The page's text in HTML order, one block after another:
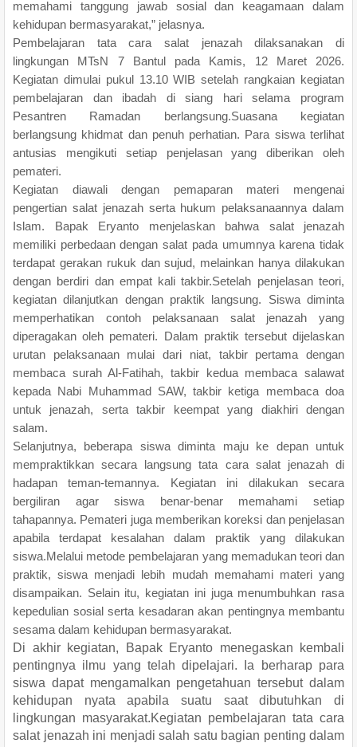
memahami tanggung jawab sosial dan keagamaan dalam
kehidupan bermasyarakat,” jelasnya.
Pembelajaran tata cara salat jenazah dilaksanakan di
lingkungan MTsN 7 Bantul pada Kamis, 12 Maret 2026.
Kegiatan dimulai pukul 13.10 WIB setelah rangkaian kegiatan
pembelajaran dan ibadah di siang hari selama program
Pesantren Ramadan berlangsung.Suasana kegiatan
berlangsung khidmat dan penuh perhatian. Para siswa terlihat
antusias mengikuti setiap penjelasan yang diberikan oleh
pemateri.
Kegiatan diawali dengan pemaparan materi mengenai
pengertian salat jenazah serta hukum pelaksanaannya dalam
Islam. Bapak Eryanto menjelaskan bahwa salat jenazah
memiliki perbedaan dengan salat pada umumnya karena tidak
terdapat gerakan rukuk dan sujud, melainkan hanya dilakukan
dengan berdiri dan empat kali takbir.Setelah penjelasan teori,
kegiatan dilanjutkan dengan praktik langsung. Siswa diminta
memperhatikan contoh pelaksanaan salat jenazah yang
diperagakan oleh pemateri. Dalam praktik tersebut dijelaskan
urutan pelaksanaan mulai dari niat, takbir pertama dengan
membaca surah Al-Fatihah, takbir kedua membaca salawat
kepada Nabi Muhammad SAW, takbir ketiga membaca doa
untuk jenazah, serta takbir keempat yang diakhiri dengan
salam.
Selanjutnya, beberapa siswa diminta maju ke depan untuk
mempraktikkan secara langsung tata cara salat jenazah di
hadapan teman-temannya. Kegiatan ini dilakukan secara
bergiliran agar siswa benar-benar memahami setiap
tahapannya. Pemateri juga memberikan koreksi dan penjelasan
apabila terdapat kesalahan dalam praktik yang dilakukan
siswa.Melalui metode pembelajaran yang memadukan teori dan
praktik, siswa menjadi lebih mudah memahami materi yang
disampaikan. Selain itu, kegiatan ini juga menumbuhkan rasa
kepedulian sosial serta kesadaran akan pentingnya membantu
sesama dalam kehidupan bermasyarakat.
Di akhir kegiatan, Bapak Eryanto menegaskan kembali
pentingnya ilmu yang telah dipelajari. Ia berharap para
siswa dapat mengamalkan pengetahuan tersebut dalam
kehidupan nyata apabila suatu saat dibutuhkan di
lingkungan masyarakat.Kegiatan pembelajaran tata cara
salat jenazah ini menjadi salah satu bagian penting dalam